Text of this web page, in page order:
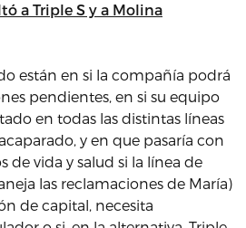
a Triple S y a Molina
están en si la compañía podrá
pendientes, en si su equipo
en todas las distintas líneas
y en que pasaría con
de vida y salud si la línea de
las reclamaciones de María)
de capital, necesita